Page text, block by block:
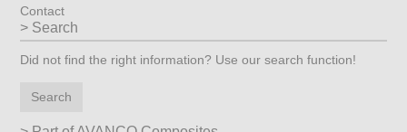
Contact
Search
Did not find the right information? Use our search function!
Search